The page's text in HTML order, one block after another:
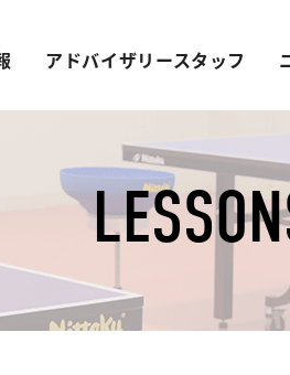
アドバイザリースタッフ